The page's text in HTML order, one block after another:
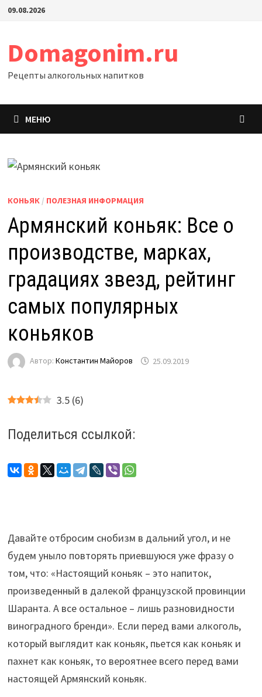
Перейти
09.08.2026
Domagonim.ru
Рецепты алкогольных напитков
МЕНЮ
КОНЬЯК/ ПОЛЕЗНАЯ ИНФОРМАЦИЯ
Армянский коньяк: Все о
производстве, марках,
градациях звезд, рейтинг
самых популярных
коньяков
Автор: Константин Майоров 25.09.2019
3.5 (6)
Поделиться ссылкой:
Давайте отбросим снобизм в дальний угол, и не
будем уныло повторять приевшуюся уже фразу о
том, что: «Настоящий коньяк – это напиток,
произведенный в далекой французской провинции
Шаранта. А все остальное – лишь разновидности
виноградного бренди». Если перед вами алкоголь,
который выглядит как коньяк, пьется как коньяк и
пахнет как коньяк, то вероятнее всего перед вами
настоящей Армянский коньяк.